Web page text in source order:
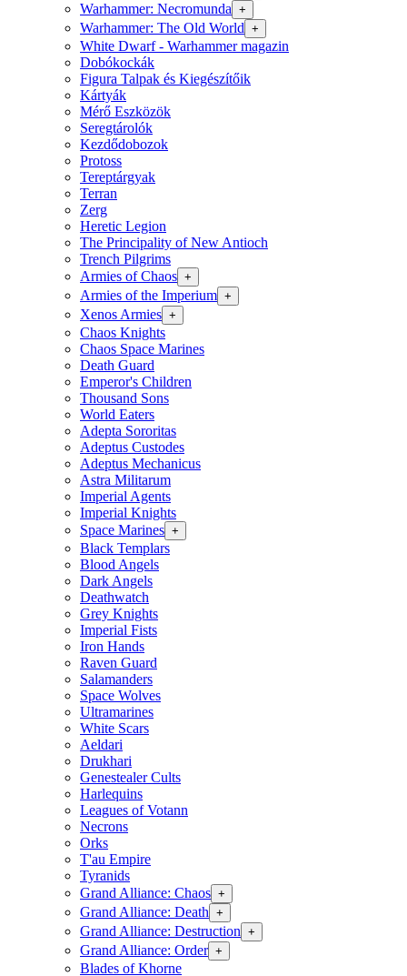
Warhammer: Necromunda +
Warhammer: The Old World +
White Dwarf - Warhammer magazin
Dobókockák
Figura Talpak és Kiegészítőik
Kártyák
Mérő Eszközök
Seregtárolók
Kezdődobozok
Protoss
Tereptárgyak
Terran
Zerg
Heretic Legion
The Principality of New Antioch
Trench Pilgrims
Armies of Chaos +
Armies of the Imperium +
Xenos Armies +
Chaos Knights
Chaos Space Marines
Death Guard
Emperor's Children
Thousand Sons
World Eaters
Adepta Sororitas
Adeptus Custodes
Adeptus Mechanicus
Astra Militarum
Imperial Agents
Imperial Knights
Space Marines +
Black Templars
Blood Angels
Dark Angels
Deathwatch
Grey Knights
Imperial Fists
Iron Hands
Raven Guard
Salamanders
Space Wolves
Ultramarines
White Scars
Aeldari
Drukhari
Genestealer Cults
Harlequins
Leagues of Votann
Necrons
Orks
T'au Empire
Tyranids
Grand Alliance: Chaos +
Grand Alliance: Death +
Grand Alliance: Destruction +
Grand Alliance: Order +
Blades of Khorne